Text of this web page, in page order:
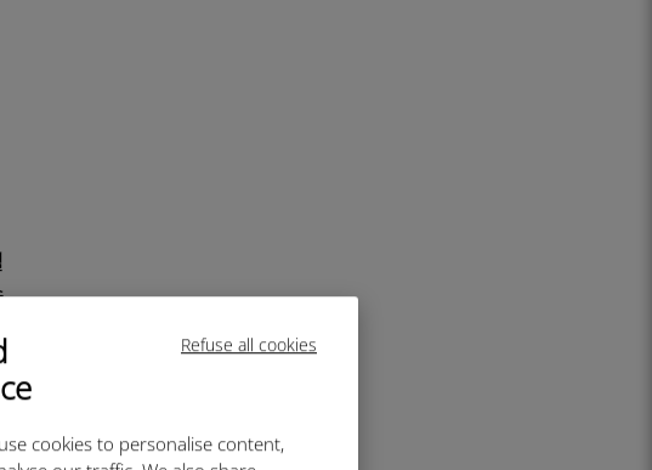
Refuse all cookies
cookies to personalise content,